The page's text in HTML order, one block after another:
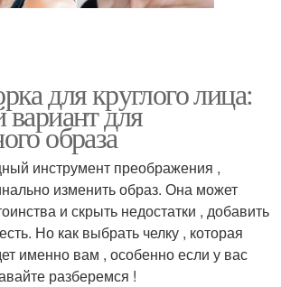
для круглого лица:
для
образа
инструмент преображения ,
изменить образ. Она может
и скрыть недостатки , добавить
Но как выбрать челку , которая
именно вам , особенно если у вас
разберемся !